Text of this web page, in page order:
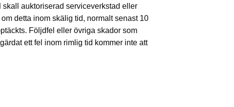
auktoriserad serviceverkstad eller
detta inom skälig tid, normalt senast 10
Följdfel eller övriga skador som
ett fel inom rimlig tid kommer inte att